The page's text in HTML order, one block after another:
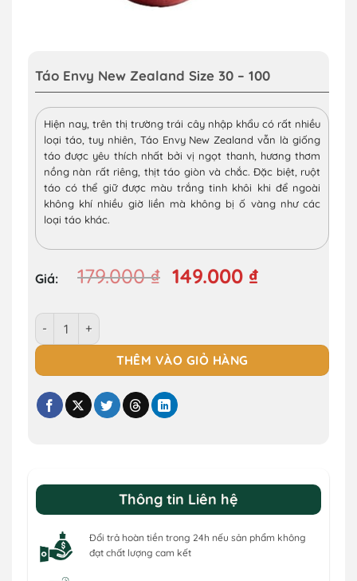
Táo Envy New Zealand Size 30 – 100
Hiện nay, trên thị trường trái cây nhập khẩu có rất nhiều
loại táo, tuy nhiên, Táo Envy New Zealand vẫn là giống
táo được yêu thích nhất bởi vị ngọt thanh, hương thơm
nồng nàn rất riêng, thịt táo giòn và chắc. Đặc biệt, ruột
táo có thể giữ được màu trắng tinh khôi khi để ngoài
không khí nhiều giờ liền mà không bị ố vàng như các
loại táo khác.
179.000₫ Giá
149.000 ₫Giá
149.000 ₫.
Táo Envy New Zealand Size 30 - 100 số lượng
THÊM VÀO GIỎ HÀNG
Thông tin Liên hệ
Đổi trả hoàn tiền trong 24h nếu sản phẩm không
đạt chất lượng cam kết